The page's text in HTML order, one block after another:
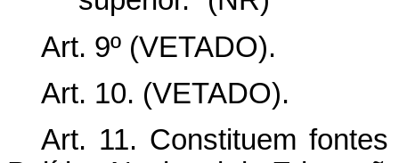
Art. 9º (VETADO).
Art. 10. (VETADO).
Art. 11. Constituem